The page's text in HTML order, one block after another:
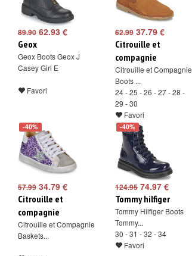
89.90 62.93 €
Geox
Geox Boots Geox J
Casey Girl E
Favori
62.99 37.79 €
Citrouille et
compagnie
Citrouille et Compagnie
Boots ...
24 - 25 - 26 - 27 - 28 -
29 - 30
Favori
-40%
57.99 34.79 €
Citrouille et
compagnie
Citrouille et Compagnie
Baskets...
-40%
124.95 74.97 €
Tommy hilfiger
Tommy Hilfiger Boots
Tommy...
30 - 31 - 32 - 34
Favori